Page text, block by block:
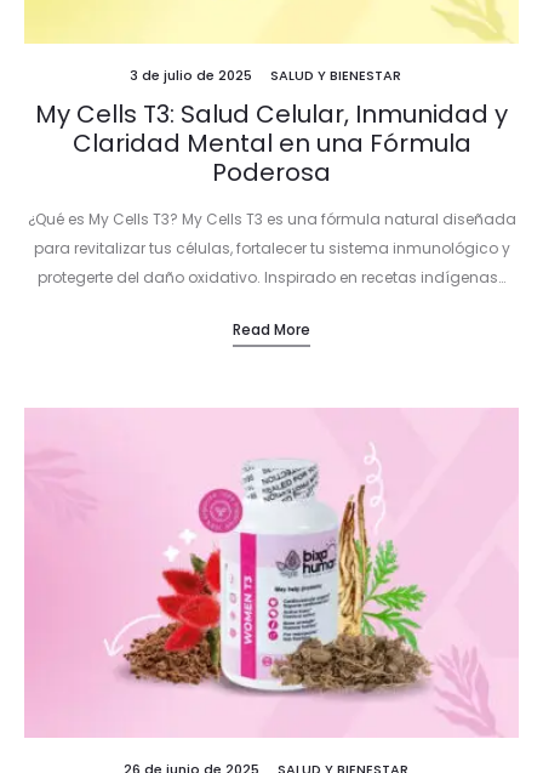
3 de julio de 2025 SALUD Y BIENESTAR
My Cells T3: Salud Celular, Inmunidad y
Claridad Mental en una Fórmula
Poderosa
¿Qué es My Cells T3? My Cells T3 es una fórmula natural diseñada
para revitalizar tus células, fortalecer tu sistema inmunológico y
protegerte del daño oxidativo. Inspirado en recetas indígenas…
Read More